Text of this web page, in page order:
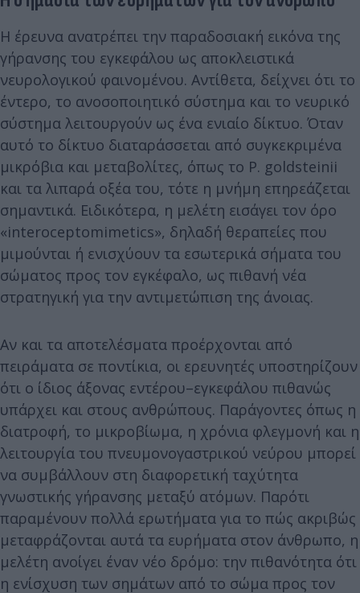
Η έρευνα ανατρέπει την παραδοσιακή εικόνα της
γήρανσης του εγκεφάλου ως αποκλειστικά
νευρολογικού φαινομένου. Αντίθετα, δείχνει ότι το
έντερο, το ανοσοποιητικό σύστημα και το νευρικό
σύστημα λειτουργούν ως ένα ενιαίο δίκτυο. Όταν
αυτό το δίκτυο διαταράσσεται από συγκεκριμένα
μικρόβια και μεταβολίτες, όπως το P. goldsteinii
και τα λιπαρά οξέα του, τότε η μνήμη επηρεάζεται
σημαντικά. Ειδικότερα, η μελέτη εισάγει τον όρο
«interoceptomimetics», δηλαδή θεραπείες που
μιμούνται ή ενισχύουν τα εσωτερικά σήματα του
σώματος προς τον εγκέφαλο, ως πιθανή νέα
στρατηγική για την αντιμετώπιση της άνοιας.
Αν και τα αποτελέσματα προέρχονται από
πειράματα σε ποντίκια, οι ερευνητές υποστηρίζουν
ότι ο ίδιος άξονας εντέρου–εγκεφάλου πιθανώς
υπάρχει και στους ανθρώπους. Παράγοντες όπως η
διατροφή, το μικροβίωμα, η χρόνια φλεγμονή και η
λειτουργία του πνευμονογαστρικού νεύρου μπορεί
να συμβάλλουν στη διαφορετική ταχύτητα
γνωστικής γήρανσης μεταξύ ατόμων. Παρότι
παραμένουν πολλά ερωτήματα για το πώς ακριβώς
μεταφράζονται αυτά τα ευρήματα στον άνθρωπο, η
μελέτη ανοίγει έναν νέο δρόμο: την πιθανότητα ότι
η ενίσχυση των σημάτων από το σώμα προς τον